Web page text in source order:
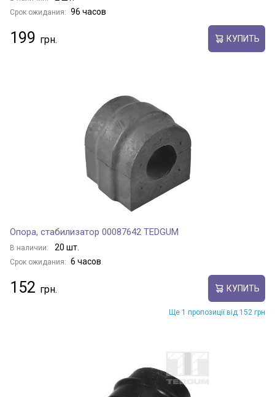
Срок ожидания: 96 часов
199 КУПИТЬ
Опора, стабилизатор 00087642 TEDGUM
В наличии: 20 шт.
Срок ожидания: 6 часов
152 КУПИТЬ
Ще 1 пропозиції від 152 грн